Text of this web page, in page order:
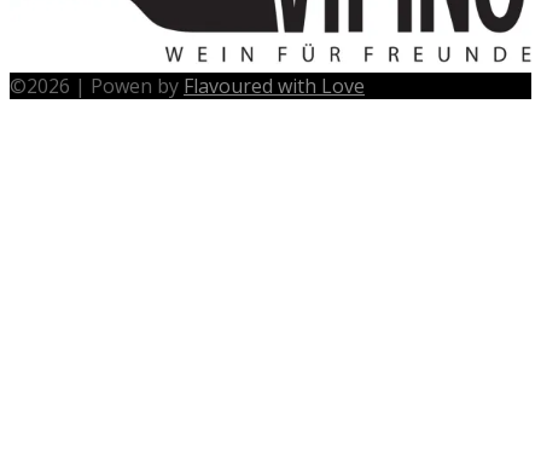
©2026 | Powen by Flavoured with Love